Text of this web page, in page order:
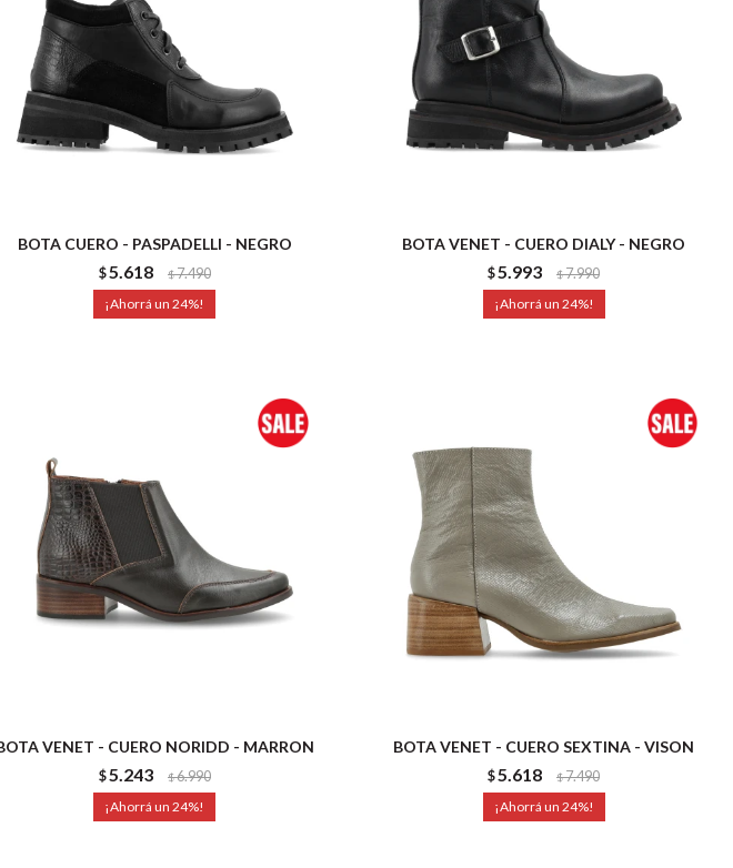
BOTA CUERO - PASPADELLI - NEGRO
$5.618 $7.490
24
BOTA VENET - CUERO DIALY - NEGRO
$5.993 $7.990
24
VENET - CUERO NORIDD - MARRON
$5.243 $6.990
24
BOTA VENET - CUERO SEXTINA - VISON
$5.618 $7.490
24